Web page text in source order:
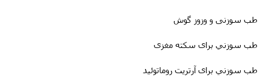
طب سوزنی و وزوز گوش
طب سوزني برای سکته مغزى
طب سوزني برای آرتریت روماتوئید